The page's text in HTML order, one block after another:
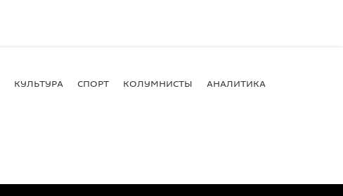
КУЛЬТУРА СПОРТ КОЛУМНИСТЫ АНАЛИТИКА